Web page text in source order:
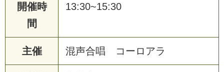
開催時
間
13:30~15:30
主催 混声合唱 コーロアラ